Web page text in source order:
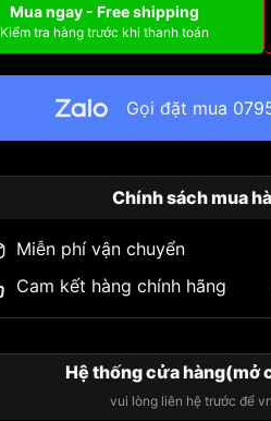
Mua ngay - Free shipping
Kiểm tra hàng trước khi thanh toán
Gọi đặt mua
Chính sách mua
Miễn phí vận chuyển
Cam kết hàng chính hãng
Hệ thống cửa
vui lòng liên hệ trước để